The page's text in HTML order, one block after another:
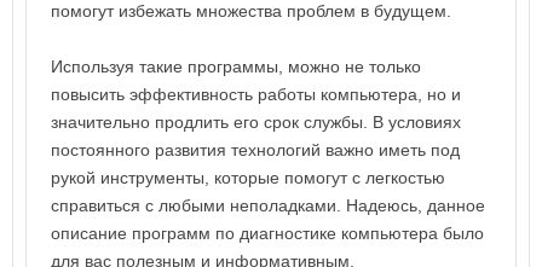
помогут избежать множества проблем в будущем.
Используя такие программы, можно не только
повысить эффективность работы компьютера, но и
значительно продлить его срок службы. В условиях
постоянного развития технологий важно иметь под
рукой инструменты, которые помогут с легкостью
справиться с любыми неполадками. Надеюсь, данное
описание программ по диагностике компьютера было
для вас полезным и информативным.